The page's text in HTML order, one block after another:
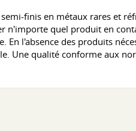
finis en métaux rares et
n'importe quel produit en
l'absence des produits
Une qualité conforme aux